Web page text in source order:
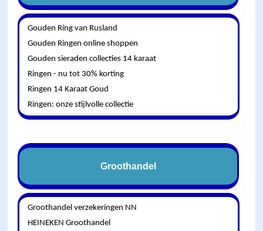
Gouden Ring van Rusland
Gouden Ringen online shoppen
Gouden sieraden collecties 14 karaat
Ringen - nu tot 30% korting
Ringen 14 Karaat Goud
Ringen: onze stijlvolle collectie
Groothandel
Groothandel verzekeringen NN
HEINEKEN Groothandel